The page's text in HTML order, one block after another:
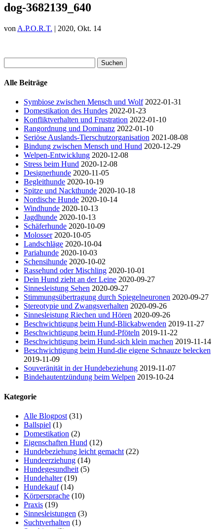
dog-3682139_640
von A.P.O.R.T. | 2020, Okt. 14
nach:
Alle Beiträge
Symbiose zwischen Mensch und Wolf 2022-01-31
Domestikation des Hundes 2022-01-23
Konfliktverhalten und Frustration 2022-01-10
Rangordnung und Dominanz 2022-01-10
Seriöse Auslands-Tierschutzorganisation 2021-08-08
Bindung zwischen Mensch und Hund 2020-12-29
Welpen-Entwicklung 2020-12-08
Stress beim Hund 2020-12-08
Designerhunde 2020-11-05
Begleithunde 2020-10-19
Spitze und Nackthunde 2020-10-18
Nordische Hunde 2020-10-14
Windhunde 2020-10-13
Jagdhunde 2020-10-13
Schäferhunde 2020-10-09
Molosser 2020-10-05
Landschläge 2020-10-04
Pariahunde 2020-10-03
Schensihunde 2020-10-02
Rassehund oder Mischling 2020-10-01
Dein Hund zieht an der Leine 2020-09-27
Sinnesleistung Sehen 2020-09-27
Stimmungsübertragung durch Spiegelneuronen 2020-09-27
Stereotypie und Zwangsverhalten 2020-09-26
Sinnesleistung Riechen und Hören 2020-09-26
Beschwichtigung beim Hund-Blickabwenden 2019-11-27
Beschwichtigung beim Hund-Pföteln 2019-11-22
Beschwichtigung beim Hund-sich klein machen 2019-11-14
Beschwichtigung beim Hund-die eigene Schnauze belecken
2019-11-09
Souveränität in der Hundebeziehung 2019-11-07
Bindehautentzündung beim Welpen 2019-10-24
Kategorie
Alle Blogpost (31)
Ballspiel (1)
Domestikation (2)
Eigenschaften Hund (12)
Hundebeziehung leicht gemacht (22)
Hundeerziehung (14)
Hundegesundheit (5)
Hundehalter(19)
Hundekauf(14)
Körpersprache (10)
Praxis (19)
Sinnesleistungen (3)
Suchtverhalten (1)